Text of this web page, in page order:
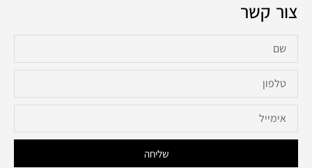
צור קשר
שליחה